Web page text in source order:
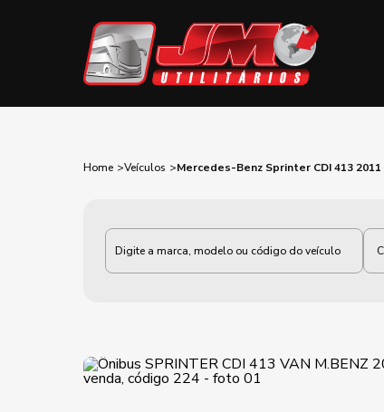
Home Veículos Mercedes-Benz Sprinter CDI 413 2011
Categoria